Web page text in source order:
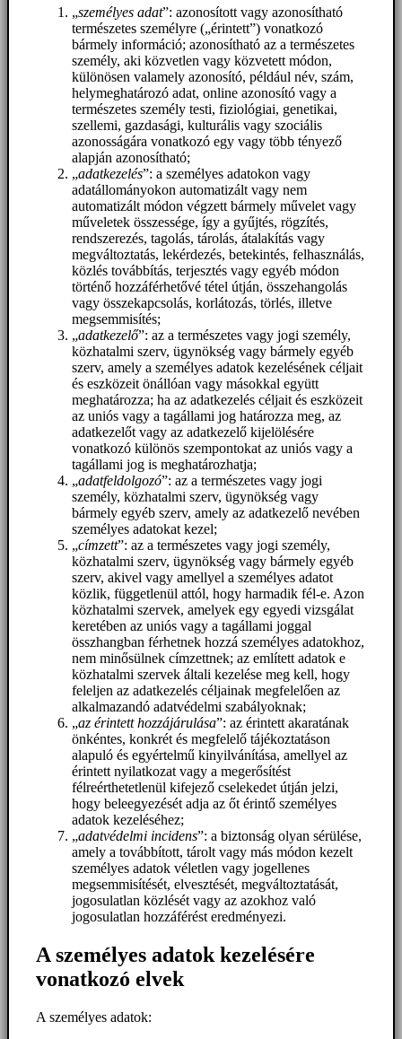
„személyes adat”: azonosított vagy azonosítható
természetes személyre („érintett”) vonatkozó
bármely információ; azonosítható az a természetes
személy, aki közvetlen vagy közvetett módon,
különösen valamely azonosító, például név, szám,
helymeghatározó adat, online azonosító vagy a
természetes személy testi, fiziológiai, genetikai,
szellemi, gazdasági, kulturális vagy szociális
azonosságára vonatkozó egy vagy több tényező
alapján azonosítható;
„adatkezelés”: a személyes adatokon vagy
adatállományokon automatizált vagy nem
automatizált módon végzett bármely művelet vagy
műveletek összessége, így a gyűjtés, rögzítés,
rendszerezés, tagolás, tárolás, átalakítás vagy
megváltoztatás, lekérdezés, betekintés, felhasználás,
közlés továbbítás, terjesztés vagy egyéb módon
történő hozzáférhetővé tétel útján, összehangolás
vagy összekapcsolás, korlátozás, törlés, illetve
megsemmisítés;
„adatkezelő”: az a természetes vagy jogi személy,
közhatalmi szerv, ügynökség vagy bármely egyéb
szerv, amely a személyes adatok kezelésének céljait
és eszközeit önállóan vagy másokkal együtt
meghatározza; ha az adatkezelés céljait és eszközeit
az uniós vagy a tagállami jog határozza meg, az
adatkezelőt vagy az adatkezelő kijelölésére
vonatkozó különös szempontokat az uniós vagy a
tagállami jog is meghatározhatja;
„adatfeldolgozó”: az a természetes vagy jogi
személy, közhatalmi szerv, ügynökség vagy
bármely egyéb szerv, amely az adatkezelő nevében
személyes adatokat kezel;
„címzett”: az a természetes vagy jogi személy,
közhatalmi szerv, ügynökség vagy bármely egyéb
szerv, akivel vagy amellyel a személyes adatot
közlik, függetlenül attól, hogy harmadik fél-e. Azon
közhatalmi szervek, amelyek egy egyedi vizsgálat
keretében az uniós vagy a tagállami joggal
összhangban férhetnek hozzá személyes adatokhoz,
nem minősülnek címzettnek; az említett adatok e
közhatalmi szervek általi kezelése meg kell, hogy
feleljen az adatkezelés céljainak megfelelően az
alkalmazandó adatvédelmi szabályoknak;
„az érintett hozzájárulása”: az érintett akaratának
önkéntes, konkrét és megfelelő tájékoztatáson
alapuló és egyértelmű kinyilvánítása, amellyel az
érintett nyilatkozat vagy a megerősítést
félreérthetetlenül kifejező cselekedet útján jelzi,
hogy beleegyezését adja az őt érintő személyes
adatok kezeléséhez;
„adatvédelmi incidens”: a biztonság olyan sérülése,
amely a továbbított, tárolt vagy más módon kezelt
személyes adatok véletlen vagy jogellenes
megsemmisítését, elvesztését, megváltoztatását,
jogosulatlan közlését vagy az azokhoz való
jogosulatlan hozzáférést eredményezi.
A személyes adatok kezelésére
vonatkozó elvek
A személyes adatok: